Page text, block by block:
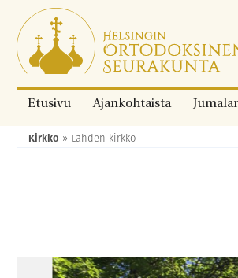
Siirry
suoraan
sisältöön.
Etusivu Ajankohtaista
Murupolku:
Kirkko » Lahden kirkko